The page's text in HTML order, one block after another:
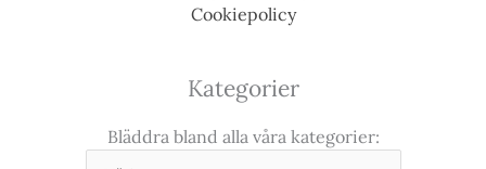
Cookiepolicy
Kategorier
Bläddra bland alla våra kategorier: